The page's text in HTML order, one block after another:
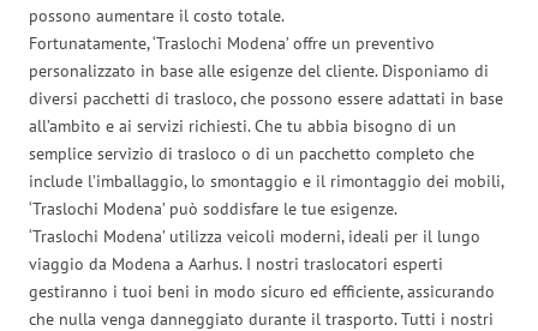
possono aumentare il costo totale.
Fortunatamente, ‘Traslochi Modena’ offre un preventivo
personalizzato in base alle esigenze del cliente. Disponiamo di
diversi pacchetti di trasloco, che possono essere adattati in base
all’ambito e ai servizi richiesti. Che tu abbia bisogno di un
semplice servizio di trasloco o di un pacchetto completo che
include l’imballaggio, lo smontaggio e il rimontaggio dei mobili,
‘Traslochi Modena’ può soddisfare le tue esigenze.
‘Traslochi Modena’ utilizza veicoli moderni, ideali per il lungo
viaggio da Modena a Aarhus. I nostri traslocatori esperti
gestiranno i tuoi beni in modo sicuro ed efficiente, assicurando
che nulla venga danneggiato durante il trasporto. Tutti i nostri